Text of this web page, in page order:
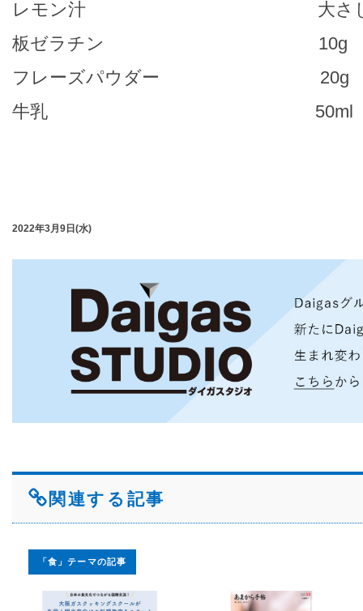
レモン汁 大さじ
板ゼラチン 10g
フレーズパウダー 20g
牛乳 50ml
2022年3月9日(水)
関連する記事
「食」テーマの記事